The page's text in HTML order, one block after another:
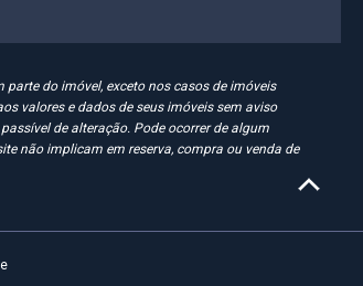
do imóvel, exceto nos casos de imóveis
valores e dados de seus imóveis sem aviso
de alteração. Pode ocorrer de algum
não implicam em reserva, compra ou venda de